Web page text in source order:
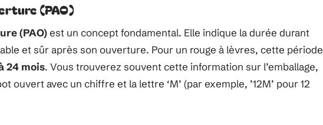
(PAO)
(PAO)est un concept fondamental. Elle indique la durée durant
et sûr après son ouverture. Pour un rouge à lèvres, cette période
24 mois. Vous trouverez souvent cette information sur l’emballage,
ouvert avec un chiffre et la lettre ‘M’ (par exemple, ’12M’ pour 12